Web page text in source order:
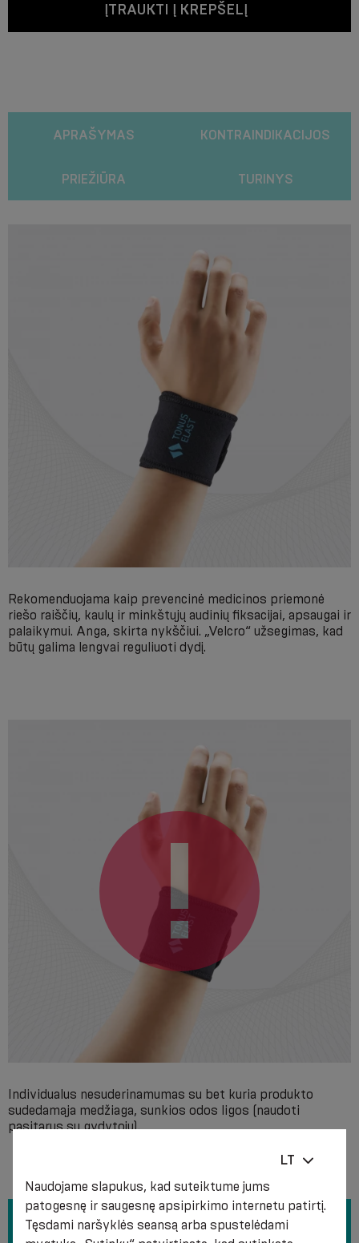
ĮTRAUKTI Į KREPŠELĮ
APRAŠYMAS KONTRAINDIKACIJOS
PRIEŽIŪRA TURINYS
Rekomenduojama kaip prevencinė medicinos priemonė
riešo raiščių, kaulų ir minkštųjų audinių fiksacijai, apsaugai ir
palaikymui. Anga, skirta nykščiui. „Velcro“ užsegimas, kad
būtų galima lengvai reguliuoti dydį.
Individualus nesuderinamumas su bet kuria produkto
sudedamąja medžiaga, sunkios odos ligos (naudoti
pasitarus su gydytoju).
LT
Naudojame slapukus, kad suteiktume jums
patogesnę ir saugesnę apsipirkimo internetu patirtį.
Tęsdami naršyklės seansą arba spustelėdami